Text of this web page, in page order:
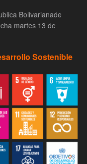
Bolivarianade
martes 13 de
Sostenible